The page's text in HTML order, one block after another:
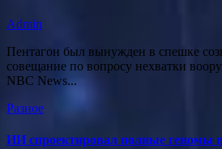
Admin
Пентагон был вынужден в спешке созвать специальное
совещание по вопросу нехватки
NBC News...
Разное
ИИ спроектировал полные геномы